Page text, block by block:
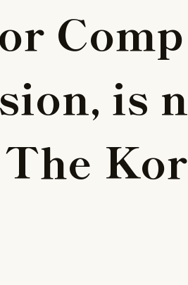
or Comp
sion, is n
The Kor